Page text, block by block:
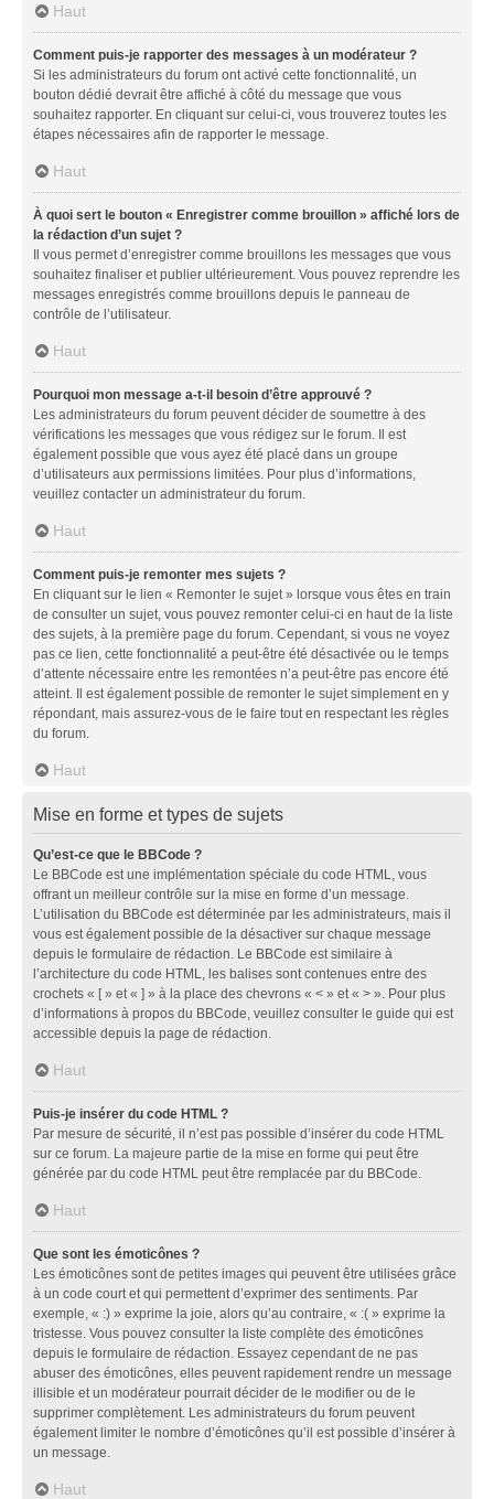
Haut
Comment puis-je rapporter des messages à un modérateur ?
Si les administrateurs du forum ont activé cette fonctionnalité, un
bouton dédié devrait être affiché à côté du message que vous
souhaitez rapporter. En cliquant sur celui-ci, vous trouverez toutes les
étapes nécessaires afin de rapporter le message.
Haut
À quoi sert le bouton « Enregistrer comme brouillon » affiché lors de
la rédaction d’un sujet ?
Il vous permet d’enregistrer comme brouillons les messages que vous
souhaitez finaliser et publier ultérieurement. Vous pouvez reprendre les
messages enregistrés comme brouillons depuis le panneau de
contrôle de l’utilisateur.
Haut
Pourquoi mon message a-t-il besoin d’être approuvé ?
Les administrateurs du forum peuvent décider de soumettre à des
vérifications les messages que vous rédigez sur le forum. Il est
également possible que vous ayez été placé dans un groupe
d’utilisateurs aux permissions limitées. Pour plus d’informations,
veuillez contacter un administrateur du forum.
Haut
Comment puis-je remonter mes sujets ?
En cliquant sur le lien « Remonter le sujet » lorsque vous êtes en train
de consulter un sujet, vous pouvez remonter celui-ci en haut de la liste
des sujets, à la première page du forum. Cependant, si vous ne voyez
pas ce lien, cette fonctionnalité a peut-être été désactivée ou le temps
d’attente nécessaire entre les remontées n’a peut-être pas encore été
atteint. Il est également possible de remonter le sujet simplement en y
répondant, mais assurez-vous de le faire tout en respectant les règles
du forum.
Haut
Mise en forme et types de sujets
Qu’est-ce que le BBCode ?
Le BBCode est une implémentation spéciale du code HTML, vous
offrant un meilleur contrôle sur la mise en forme d’un message.
L’utilisation du BBCode est déterminée par les administrateurs, mais il
vous est également possible de la désactiver sur chaque message
depuis le formulaire de rédaction. Le BBCode est similaire à
l’architecture du code HTML, les balises sont contenues entre des
crochets « [ » et « ] » à la place des chevrons « < » et « > ». Pour plus
d’informations à propos du BBCode, veuillez consulter le guide qui est
accessible depuis la page de rédaction.
Haut
Puis-je insérer du code HTML ?
Par mesure de sécurité, il n’est pas possible d’insérer du code HTML
sur ce forum. La majeure partie de la mise en forme qui peut être
générée par du code HTML peut être remplacée par du BBCode.
Haut
Que sont les émoticônes ?
Les émoticônes sont de petites images qui peuvent être utilisées grâce
à un code court et qui permettent d’exprimer des sentiments. Par
exemple, « :) » exprime la joie, alors qu’au contraire, « :( » exprime la
tristesse. Vous pouvez consulter la liste complète des émoticônes
depuis le formulaire de rédaction. Essayez cependant de ne pas
abuser des émoticônes, elles peuvent rapidement rendre un message
illisible et un modérateur pourrait décider de le modifier ou de le
supprimer complètement. Les administrateurs du forum peuvent
également limiter le nombre d’émoticônes qu’il est possible d’insérer à
un message.
Haut